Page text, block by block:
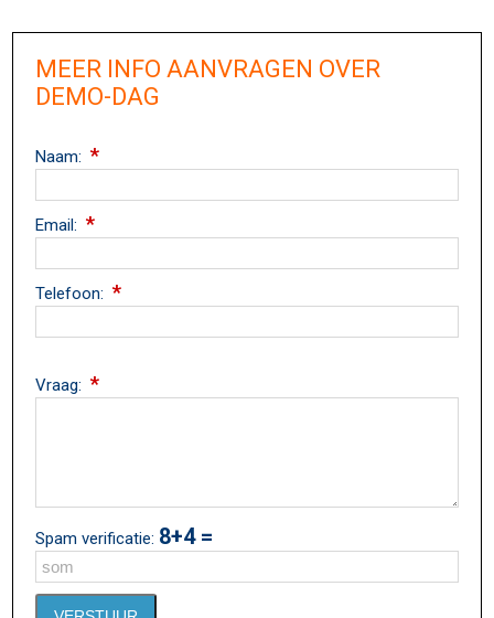
MEER INFO AANVRAGEN OVER
DEMO-DAG
Naam:*
Email:*
Telefoon:*
Vraag:*
Spam verificatie: 8+4 =